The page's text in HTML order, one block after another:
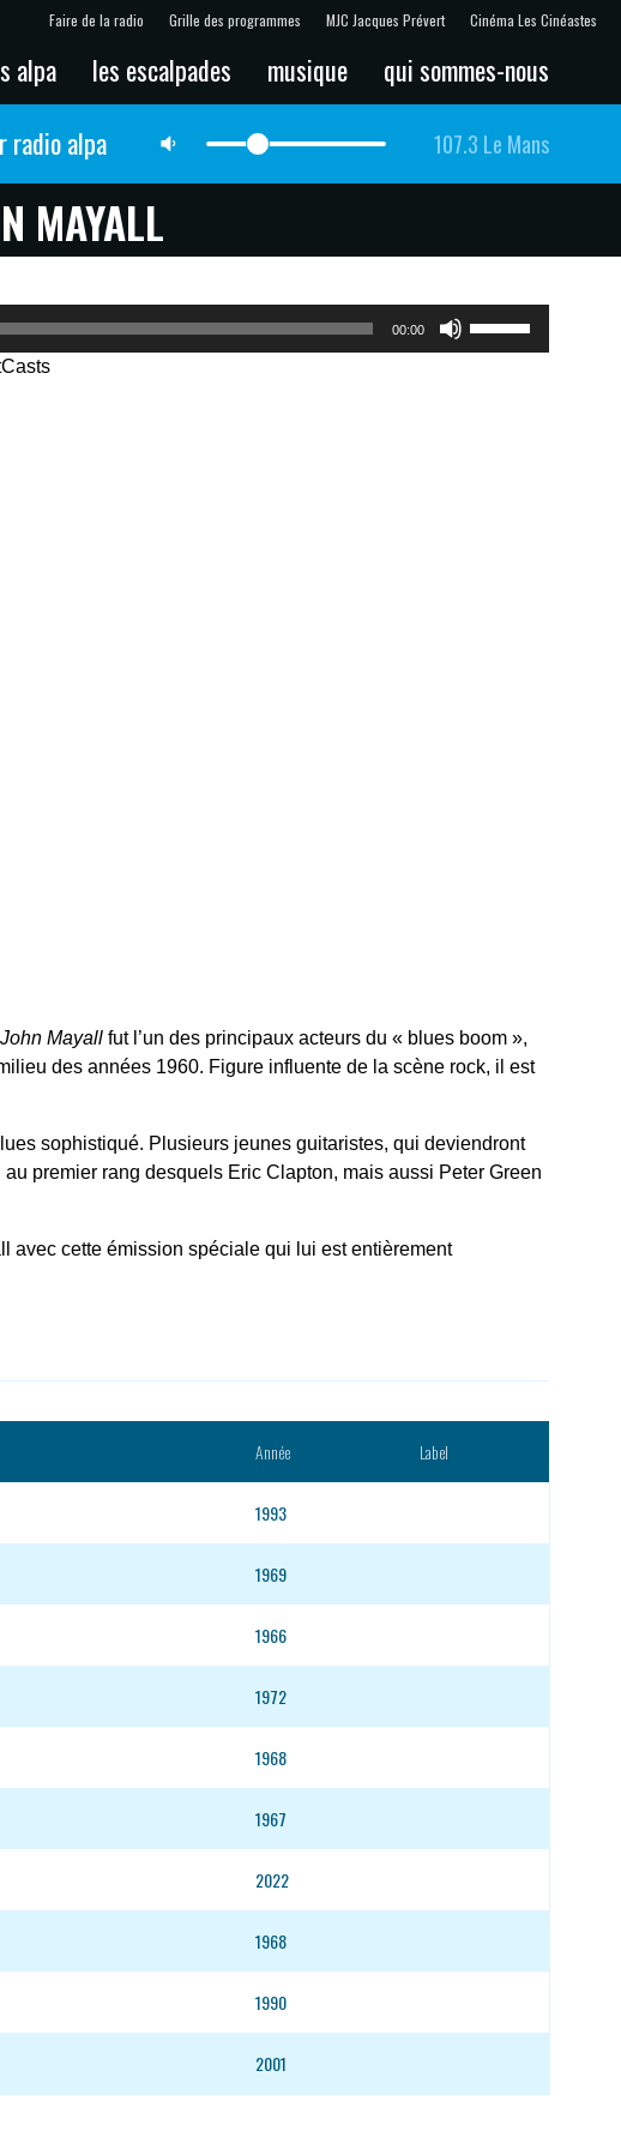
Faire de la radio Grille des programmes MJC Jacques Prévert Cinéma Les Cinéastes
alpa les escalpades musique qui sommes-nous
radio alpa 107.3 Le Mans
MAYALL
00:00
John Mayall fut l’un des principaux acteurs du « blues boom »,
des années 1960. Figure influente de la scène rock, il est
sophistiqué. Plusieurs jeunes guitaristes, qui deviendront
premier rang desquels Eric Clapton, mais aussi Peter Green
avec cette émission spéciale qui lui est entièrement
Année Label
1993
1969
1966
1972
1968
1967
2022
1968
1990
2001